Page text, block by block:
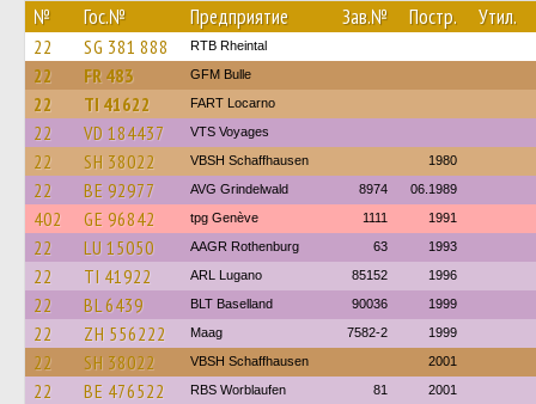
№ Гос.№ Предприятие Зав.№ Постр. Утил.
22 SG 381 888 RTB Rheintal
22 FR 483 GFM Bulle
22 TI 41622 FART Locarno
22 VD 184437 VTS Voyages
22 SH 38022 VBSH Schaffhausen 1980
22 BE 92977 AVG Grindelwald 8974 06.1989
402 GE 96842 tpg Genève 1111 1991
22 LU 15050 AAGR Rothenburg 63 1993
22 TI 41922 ARL Lugano 85152 1996
22 BL 6439 BLT Baselland 90036 1999
22 ZH 556222 Maag 7582-2 1999
22 SH 38022 VBSH Schaffhausen 2001
22 BE 476522 RBS Worblaufen 81 2001